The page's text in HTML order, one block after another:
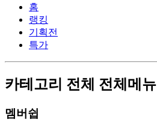
홈
랭킹
기획전
특가
카테고리 전체 전체메뉴
멤버쉽